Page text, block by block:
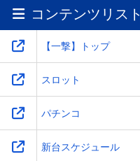
2026.07.10.(金)
にあこがれて』を発表
コンテンツリスト
【一撃】トップ
スロット
パチンコ
新台スケジュール